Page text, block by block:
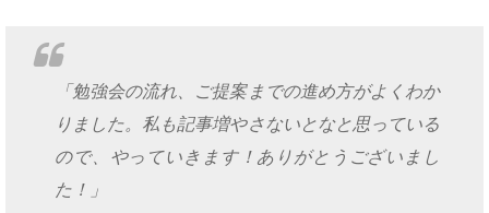
「勉強会の流れ、ご提案までの進め方がよくわか
りました。私も記事増やさないとなと思っている
ので、やっていきます！ありがとうございまし
た！」